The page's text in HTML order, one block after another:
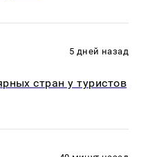
5 дней назад
стран у туристов